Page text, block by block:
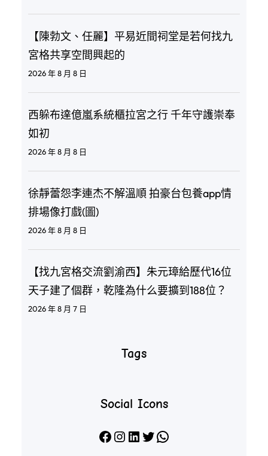
【陳勃文、任麗】平易近間祠堂是若何找九
宮格共享空間興起的
2026 年 8 月 8 日
西躲布達億嵐系統櫃拉宮之行 千年守護崇奉
如初
2026 年 8 月 8 日
徐靜蕾怨李連杰不解溫順 拍豪台包養app情
排場像打戲(圖)
2026 年 8 月 8 日
【找九宮格交流劉渝西】朱元璋給歷代16位
天子建了個群，乾隆為什么要擴到188位？
2026 年 8 月 7 日
Tags
Social Icons
Facebook Instagram LinkedIn X WhatsApp